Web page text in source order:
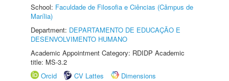
School: Faculdade de Filosofia e Ciências (Câmpus de
Marília)
Department: DEPARTAMENTO DE EDUCAÇÃO E
DESENVOLVIMENTO HUMANO
Academic Appointment Category: RDIDP Academic
title: MS-3.2
Orcid
CV Lattes
Dimensions